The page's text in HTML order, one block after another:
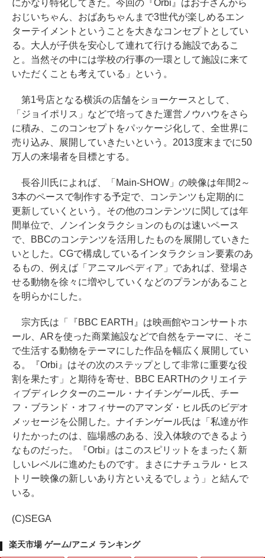
にかなり特化してきた。今回の『Orbi』はお子さんから
おじいちゃん、おばあちゃんまで3世代が楽しめるエン
ターテイメントということを大きなコンセプトとしてい
る。大人が子供を安心して連れて行ける施設であるこ
と。当然その中には学校の行事の一環として施設に来て
いただくことも考えている」という。
第1号店となる横浜の店舗をショーケースとして、
「ジョイポリス」などで培ってきた運営ノウハウをさら
に積み、このコンセプトをパッケージ化して、全世界に
売り込み、展開していきたいという。2013度末までに50
万人の来場者を目標とする。
長谷川氏によれば、「Main-SHOW」の映像は年間2～
3本のペースで制作する予定で、コンテンツも定期的に
更新していくという。その他のコンテンツに関しては年
間単位で、ノンインタラクションのものは速いペース
で、BBCのコンテンツを活用したものを展開していきた
いとした。CGで構成しているインタラクション要素のあ
るもの、例えば「アニマルペディア」であれば、登場さ
せる動物を徐々に増やしていくなどのプランがあること
を明らかにした。
宗方氏は「『BBC EARTH』は映画館やコンサートホ
ール、ARを使った商業施設などで自然をテーマに、そこ
で生活する動物をテーマにした作品を幅広く展開してい
る。『Orbi』はその次のステップとして非常に重要な役
割を果たす」と期待を寄せ、BBC EARTHのクリエイテ
ィブディレクターのニール・ナイチンゲール氏、チー
フ・ブランド・オフィサーのアマンダ・ヒル氏のビデオ
メッセージを公開した。ナイチンゲール氏は「私達が作
りたかったのは、臨場感のある、没入体験のできるよう
なものだった。『Orbi』はこのスピリットをまったく新
しいレベルに進めたものです。まさにナチュラル・ヒス
トリー映像の新しいあり方といえるでしょう」と結んで
いる。
(C)SEGA
楽天市場 ゲーム/アニメ ランキング